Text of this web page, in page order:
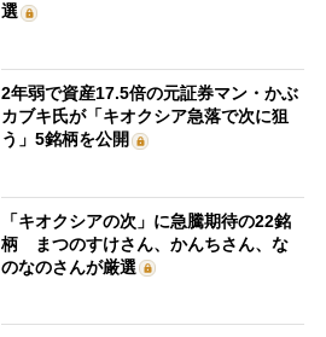
選
2年弱で資産17.5倍の元証券マン・かぶ
カブキ氏が「キオクシア急落で次に狙
う」5銘柄を公開
「キオクシアの次」に急騰期待の22銘
柄 まつのすけさん、かんちさん、な
のなのさんが厳選